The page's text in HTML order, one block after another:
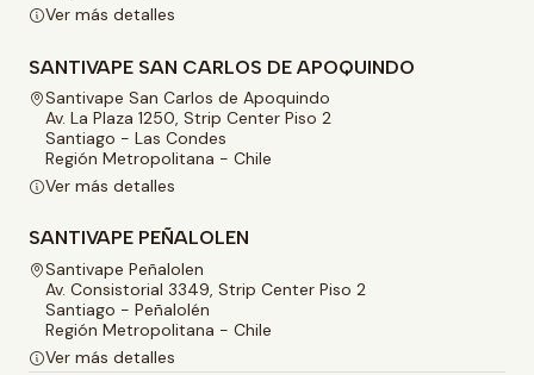
Ver más detalles
SANTIVAPE SAN CARLOS DE APOQUINDO
Santivape San Carlos de Apoquindo
Av. La Plaza 1250, Strip Center Piso 2
Santiago - Las Condes
Región Metropolitana - Chile
Ver más detalles
SANTIVAPE PEÑALOLEN
Santivape Peñalolen
Av. Consistorial 3349, Strip Center Piso 2
Santiago - Peñalolén
Región Metropolitana - Chile
Ver más detalles